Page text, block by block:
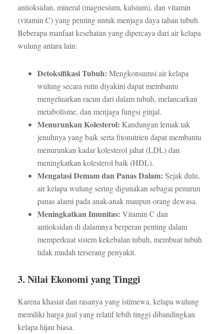
antioksidan, mineral (magnesium, kalsium), dan vitamin
(vitamin C) yang penting untuk menjaga daya tahan tubuh.
Beberapa manfaat kesehatan yang dipercaya dari air kelapa
wulung antara lain:
Detoksifikasi Tubuh: Mengkonsumsi air kelapa
wulung secara rutin diyakini dapat membantu
mengeluarkan racun dari dalam tubuh, melancarkan
metabolisme, dan menjaga fungsi ginjal.
Menurunkan Kolesterol: Kandungan lemak tak
jenuhnya yang baik serta fitonutrien dapat membantu
menurunkan kadar kolesterol jahat (LDL) dan
meningkatkan kolesterol baik (HDL).
Mengatasi Demam dan Panas Dalam: Sejak dulu,
air kelapa wulung sering digunakan sebagai penurun
panas alami pada anak-anak maupun orang dewasa.
Meningkatkan Imunitas: Vitamin C dan
antioksidan di dalamnya berperan penting dalam
memperkuat sistem kekebalan tubuh, membuat tubuh
tidak mudah terserang penyakit.
3. Nilai Ekonomi yang Tinggi
Karena khasiat dan rasanya yang istimewa, kelapa wulung
memiliki harga jual yang relatif lebih tinggi dibandingkan
kelapa hijau biasa.